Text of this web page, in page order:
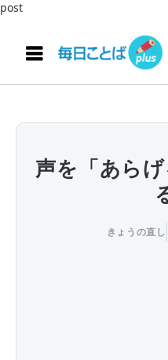
post
声を「あら
きょうの直し